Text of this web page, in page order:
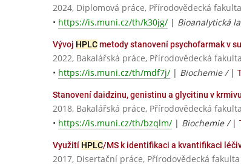
2024, Diplomová práce, Přírodovědecká
• https://is.muni.cz/th/k30jg/ | Bioanalytická
Vývoj HPLCmetody stanovení psychofarmak v
2022, Bakalářská práce, Přírodovědecká
• https://is.muni.cz/th/mdf7j/ | Biochemie / |
Stanovení daidzinu, genistinu a glycitinu v
2018, Bakalářská práce, Přírodovědecká
• https://is.muni.cz/th/bzqlm/ | Biochemie / |
Využití HPLC/MS k identifikaci a kvantifikaci
2017, Disertační práce, Přírodovědecká fakulta